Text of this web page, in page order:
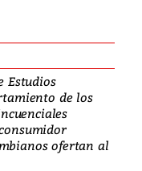
Estudios
de los
ofertan al